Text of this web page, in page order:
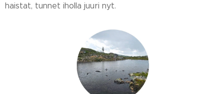
haistat, tunnet iholla juuri nyt.